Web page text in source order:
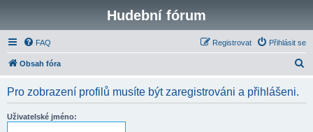
Hudební fórum
FAQ Přihlásit se
Registrovat
Obsah fóra
Pro zobrazení profilů musíte být zaregistrováni a přihlášeni.
Uživatelské jméno: